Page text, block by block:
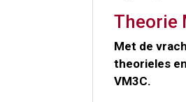
Theorie
Met de
theorieles
VM3C.